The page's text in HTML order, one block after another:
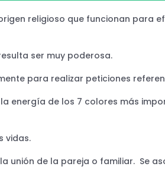
religioso que funcionan para
ser muy poderosa.
para realizar peticiones
energía de los 7 colores más
vidas.
unión de la pareja o familiar. Se